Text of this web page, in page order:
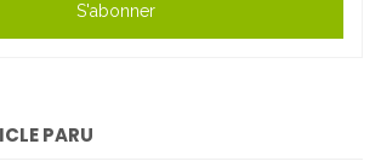
S'abonner
PARU